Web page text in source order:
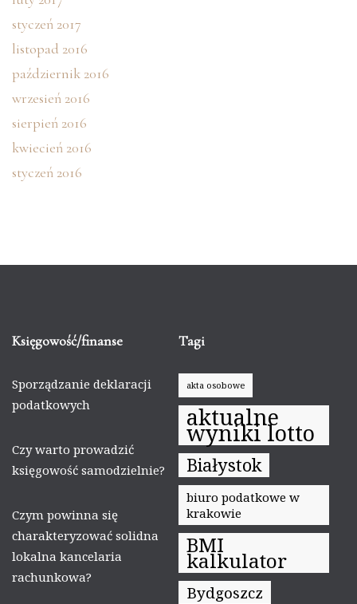
styczeń 2017
listopad 2016
październik 2016
wrzesień 2016
sierpień 2016
kwiecień 2016
styczeń 2016
Księgowość/finanse
Sporządzanie deklaracji
podatkowych
Czy warto prowadzić
księgowość samodzielnie?
Czym powinna się
charakteryzować solidna
lokalna kancelaria
rachunkowa?
Tagi
akta osobowe
aktualne
wyniki lotto
Białystok
biuro podatkowe w
krakowie
BMI
kalkulator
Bydgoszcz